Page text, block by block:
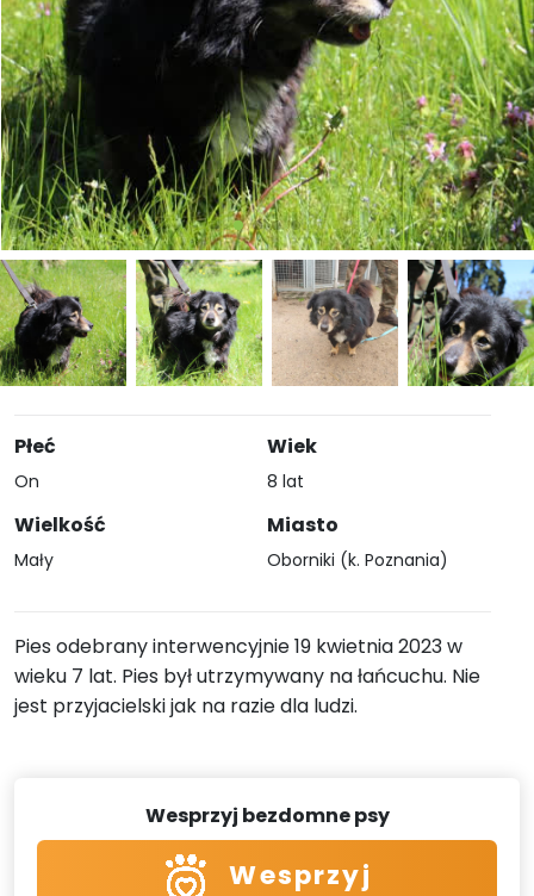
Płeć
On
Wielkość
Mały
Wiek
8 lat
Miasto
Oborniki (k. Poznania)
Pies odebrany interwencyjnie 19 kwietnia 2023 w
wieku 7 lat. Pies był utrzymywany na łańcuchu. Nie
jest przyjacielski jak na razie dla ludzi.
Wesprzyj bezdomne psy
Wesprzyj